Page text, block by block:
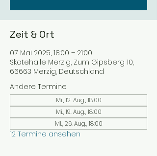
Zeit & Ort
07. Mai 2025, 18:00 – 21:00
Skatehalle Merzig, Zum Gipsberg 10,
66663 Merzig, Deutschland
Andere Termine
Mi., 12. Aug., 18:00
Mi., 19. Aug., 18:00
Mi., 26. Aug., 18:00
12 Termine ansehen